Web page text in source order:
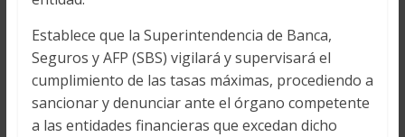
Establece que la Superintendencia de Banca,
Seguros y AFP (SBS) vigilará y supervisará el
cumplimiento de las tasas máximas, procediendo a
sancionar y denunciar ante el órgano competente
a las entidades financieras que excedan dicho